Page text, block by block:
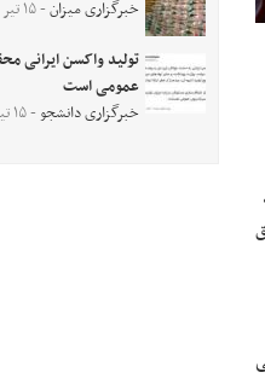
خبرگزاری میزان- ۱۵ تیر ۱۴۰۰
تولید واکسن ایرانی
عمومی است
خبرگزاری دانشجو- ۱۵ تیر ۱۴۰۰